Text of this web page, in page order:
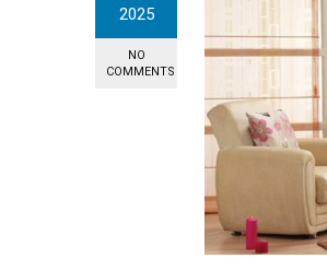
2025
NO
COMMENTS